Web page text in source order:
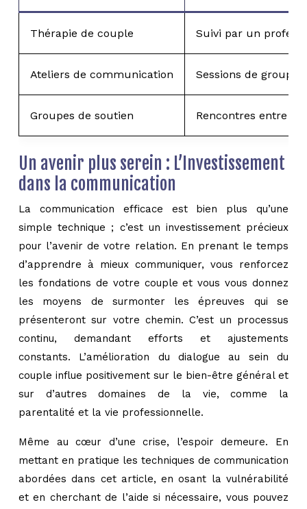
Thérapie de couple Suivi par un
Ateliers de communication Sessions de
Groupes de soutien Rencontres entre
Un avenir plus serein : L’Investissement
dans la communication
La communication efficace est bien plus qu’une
simple technique ; c’est un investissement précieux
pour l’avenir de votre relation. En prenant le temps
d’apprendre à mieux communiquer, vous renforcez
les fondations de votre couple et vous vous donnez
les moyens de surmonter les épreuves qui se
présenteront sur votre chemin. C’est un processus
continu, demandant efforts et ajustements
constants. L’amélioration du dialogue au sein du
couple influe positivement sur le bien-être général et
sur d’autres domaines de la vie, comme la
parentalité et la vie professionnelle.
Même au cœur d’une crise, l’espoir demeure. En
mettant en pratique les techniques de communication
abordées dans cet article, en osant la vulnérabilité
et en cherchant de l’aide si nécessaire, vous pouvez